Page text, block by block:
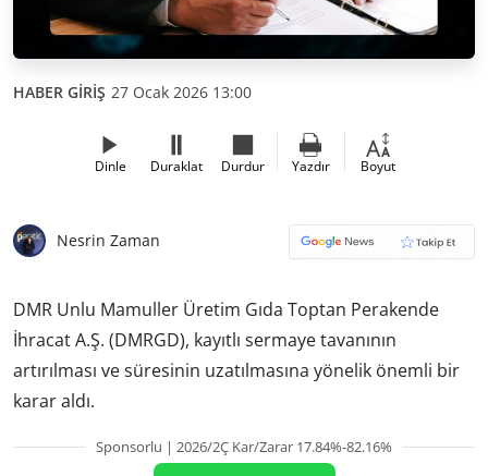
HABER GİRİŞ 27 Ocak 2026 13:00
Dinle Duraklat Durdur Yazdır Boyut
Nesrin Zaman
DMR Unlu Mamuller Üretim Gıda Toptan Perakende
İhracat A.Ş. (DMRGD), kayıtlı sermaye tavanının
artırılması ve süresinin uzatılmasına yönelik önemli bir
karar aldı.
Sponsorlu | 2026/2Ç Kar/Zarar 17.84%-82.16%